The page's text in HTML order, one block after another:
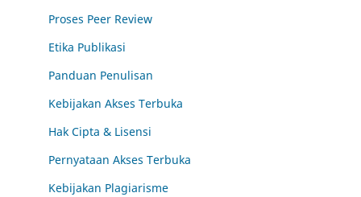
Proses Peer Review
Etika Publikasi
Panduan Penulisan
Kebijakan Akses Terbuka
Hak Cipta & Lisensi
Pernyataan Akses Terbuka
Kebijakan Plagiarisme